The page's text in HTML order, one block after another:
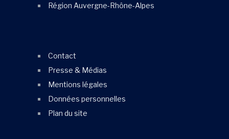
Région Auvergne-Rhône-Alpes
Contact
Presse & Médias
Mentions légales
Données personnelles
Plan du site